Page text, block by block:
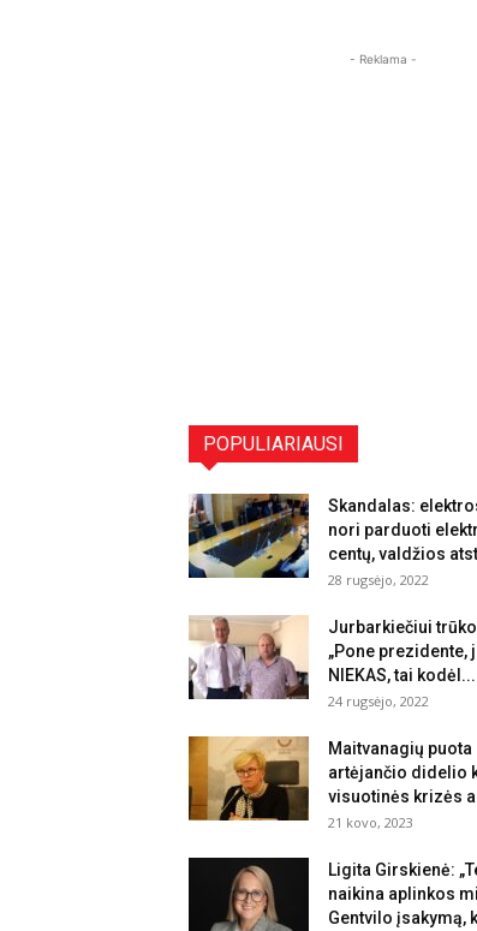
- Reklama -
POPULIARIAUSI
Skandalas:
nori parduoti
centų, valdžios
28 rugsėjo, 2022
Jurbarkiečiui
„Pone prezidente,
NIEKAS, tai kodėl...
24 rugsėjo, 2022
Maitvanagių
artėjančio didelio
visuotinės krizės
21 kovo, 2023
Ligita Girskienė:
naikina aplinkos
Gentvilo įsakymą,